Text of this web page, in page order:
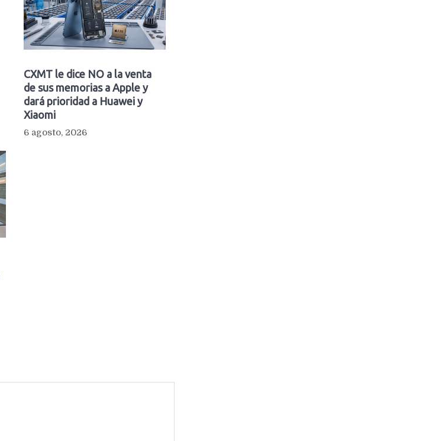
CXMT le dice NO a la venta
de sus memorias a Apple y
dará prioridad a Huawei y
Xiaomi
6 agosto, 2026